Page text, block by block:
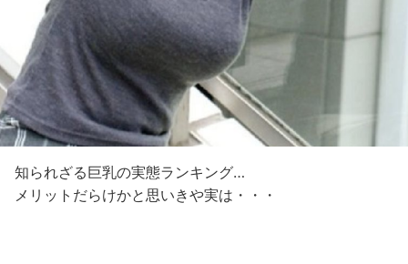
知られざる巨乳の実態ランキング…
メリットだらけかと思いきや実は・・・